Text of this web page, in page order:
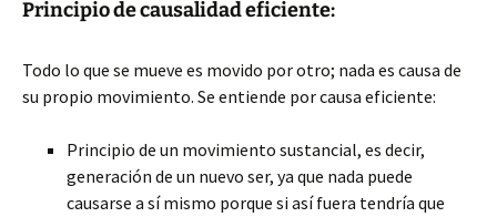
Principio de causalidad eficiente:
Todo lo que se mueve es movido por otro; nada es causa de
su propio movimiento. Se entiende por causa eficiente:
Principio de un movimiento sustancial, es decir,
generación de un nuevo ser, ya que nada puede
causarse a sí mismo porque si así fuera tendría que